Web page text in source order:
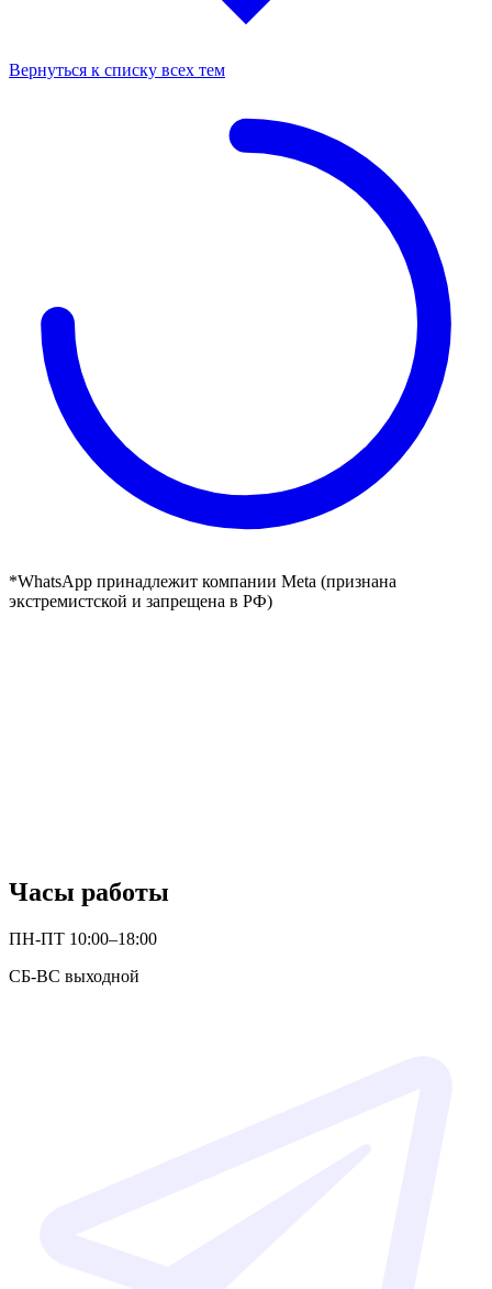
Вернуться к списку всех тем
*WhatsApp принадлежит компании Meta (признана
экстремистской и запрещена в РФ)
Часы работы
ПН-ПТ 10:00–18:00
СБ-ВС выходной